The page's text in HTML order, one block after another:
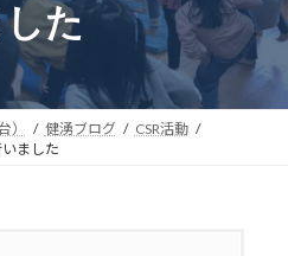
た
） 健湧ブログ
CSR活動
ました